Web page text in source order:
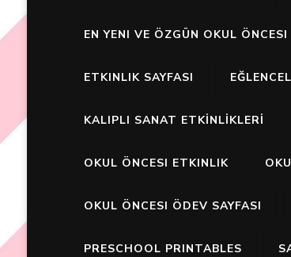
EN YENI VE ÖZGÜN OKUL ÖNCESI
ETKINLIK SAYFASI
KALIPLI SANAT ETKİNLİKLERİ
OKUL ÖNCESI ETKINLIK
OKUL ÖNCESI ÖDEV SAYFASI
PRESCHOOL PRINTABLES